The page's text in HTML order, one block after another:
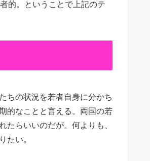
的。ということで上記のテ
ちの状況を若者自身に分かち
的なことと言える。両国の若
たらいいのだが。何よりも、
たい。